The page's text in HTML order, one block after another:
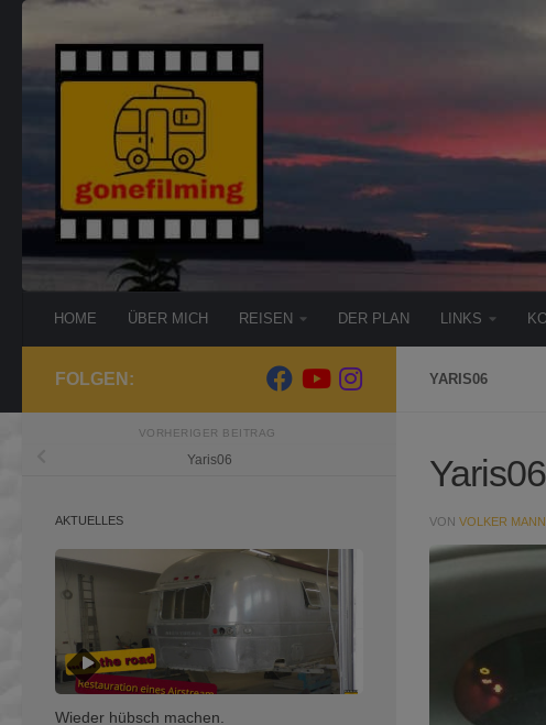
HOME ÜBER MICH REISEN DER PLAN LINKS
YARIS06
Yaris06
VON VOLKER
FOLGEN:
VORHERIGER BEITRAG
Yaris06
AKTUELLES
Wieder hübsch machen.